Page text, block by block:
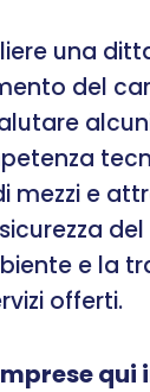
una
del
mezzi e
e la
offerti.
qui